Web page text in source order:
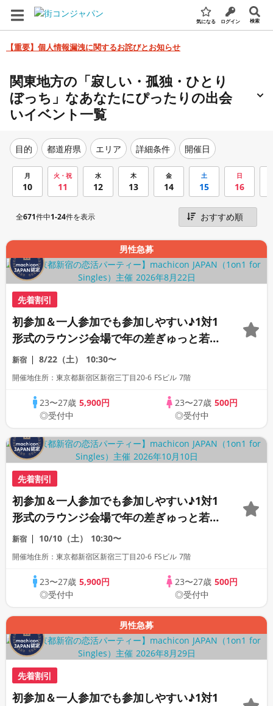
気になる ログイン 検索
【重要】個人情報漏洩に関するお詫びとお知らせ
関東地方の「寂しい・孤独・ひとり
ぼっち」なあなたにぴったりの出会
いイベント一覧
目的 都道府県 エリア 詳細条件 開催日
月
10
火・祝
11
水
12
木
13
金
14
土
15
日
16
全671件中1-24件を表示
男性急募
先着割引
初参加＆一人参加でも参加しやすい♪1対1
形式のラウンジ会場で年の差ぎゅっと若め
の同世代恋活パーティー♪《上質な1対1相
席専用会場》《全席半個室》《飲み放題付
新宿 8/22（土） 10:30〜
開催地住所：東京都新宿区新宿三丁目20-6 FSビル 7階
23〜27歳5,900円
◎受付中
23〜27歳 500円
◎受付中
先着割引
初参加＆一人参加でも参加しやすい♪1対1
形式のラウンジ会場で年の差ぎゅっと若め
の同世代恋活パーティー♪《上質な1対1相
席専用会場》《全席半個室》《飲み放題付
新宿 10/10（土） 10:30〜
開催地住所：東京都新宿区新宿三丁目20-6 FSビル 7階
23〜27歳5,900円
◎受付中
23〜27歳 500円
◎受付中
男性急募
先着割引
初参加＆一人参加でも参加しやすい♪1対1